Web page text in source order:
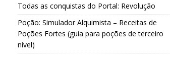
Todas as conquistas do Portal: Revolução
Poção: Simulador Alquimista – Receitas de
Poções Fortes (guia para poções de terceiro
nível)